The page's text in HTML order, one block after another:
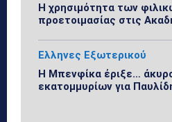
Η χρησιμότητα των
προετοιμασίας στις
Ελληνες Εξωτερικού
Η Μπενφίκα έριξε…
εκατομμυρίων για